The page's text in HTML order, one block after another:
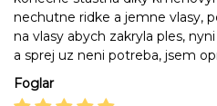
nechutne ridke a jemne vlasy,
na vlasy abych zakryla ples,
a sprej uz neni potreba, jsem
Foglar